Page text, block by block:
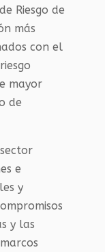
Riesgo de
más
con el
mayor
de
e
y
y las